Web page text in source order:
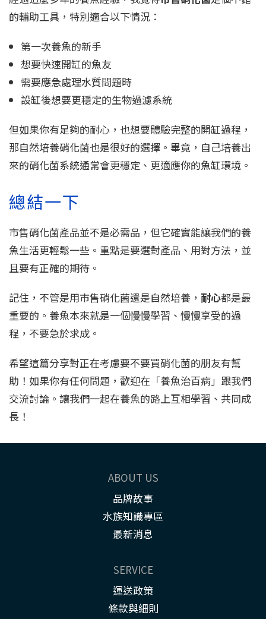
的輔助工具，特別適合以下情況：
第一次養魚的新手
想要快速開缸的魚友
需要應急處理水質問題時
設缸後想要更穩定的生物過濾系統
但如果你有足夠的耐心，也想要體驗完整的開缸過程，
那自然培養硝化菌也是很好的選擇。畢竟，自己培養出
來的硝化菌系統通常會更穩定、更適應你的魚缸環境。
總結一下
市售硝化菌產品並不是必需品，但它確實能讓我們的養
魚生活更輕鬆一些。重點是要選對產品、用對方法，並
且要有正確的期待。
記住，不管是用市售硝化菌還是自然培養， 耐心都是最
重要的。養魚本來就是一個慢慢學習、慢慢享受的過
程，不要急於求成。
希望這篇分享對正在考慮要不要買硝化菌的朋友有幫
助！如果你有任何問題，歡迎在「養魚治百病」跟我們
交流討論。讓我們一起在養魚的路上互相學習、共同成
長！
ABOUT US
品牌故事
水族知識專區
最新消息
SERVICE
運送政策
條款與細則